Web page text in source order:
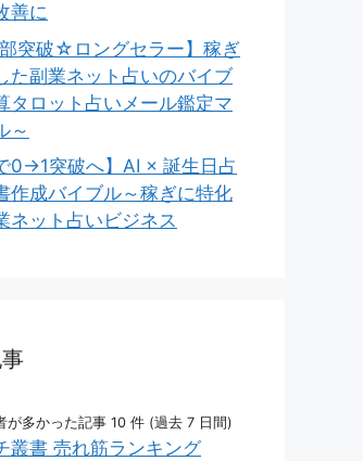
善に
部突破☆ロングセラー】稼ぎ
た副業ネット占いのバイブ
タロット占いメール鑑定マ
～
0→1突破へ】AI × 誕生日占
作成バイブル～稼ぎに特化
ネット占いビジネス
が多かった記事 10 件 (過去 7 日間)
叢書 売れ筋ランキング